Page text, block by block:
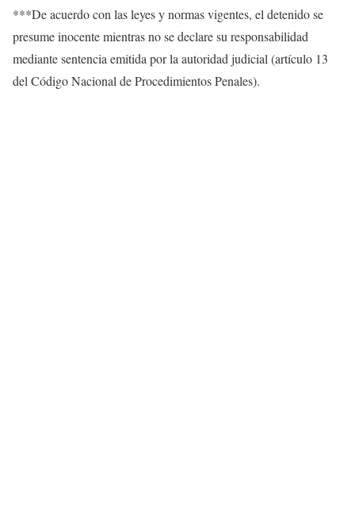
***De acuerdo con las leyes y normas vigentes, el detenido se
presume inocente mientras no se declare su responsabilidad
mediante sentencia emitida por la autoridad judicial (artículo 13
del Código Nacional de Procedimientos Penales).